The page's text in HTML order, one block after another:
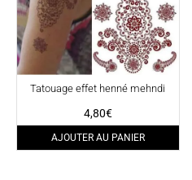
Tatouage effet henné mehndi
4,80€
AJOUTER AU PANIER